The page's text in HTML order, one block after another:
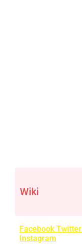
Wiki
Facebook Twitter
Instagram